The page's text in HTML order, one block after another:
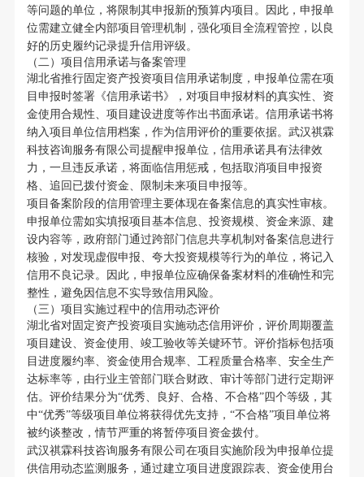
等问题的单位，将限制其申报新的预算内项目。因此，申报单
位需建立健全内部项目管理机制，强化项目全流程管控，以良
好的历史履约记录提升信用评级。
（二）项目信用承诺与备案管理
湖北省推行固定资产投资项目信用承诺制度，申报单位需在项
目申报时签署《信用承诺书》，对项目申报材料的真实性、资
金使用合规性、项目建设进度等作出书面承诺。信用承诺书将
纳入项目单位信用档案，作为信用评价的重要依据。武汉祺霖
科技咨询服务有限公司提醒申报单位，信用承诺具有法律效
力，一旦违反承诺，将面临信用惩戒，包括取消项目申报资
格、追回已拨付资金、限制未来项目申报等。
项目备案阶段的信用管理主要体现在备案信息的真实性审核。
申报单位需如实填报项目基本信息、投资规模、资金来源、建
设内容等，政府部门通过跨部门信息共享机制对备案信息进行
核验，对发现虚假申报、夸大投资规模等行为的单位，将记入
信用不良记录。因此，申报单位应确保备案材料的准确性和完
整性，避免因信息不实导致信用风险。
（三）项目实施过程中的信用动态评价
湖北省对固定资产投资项目实施动态信用评价，评价周期覆盖
项目建设、资金使用、竣工验收等关键环节。评价指标包括项
目进度履约率、资金使用合规率、工程质量合格率、安全生产
达标率等，由行业主管部门联合财政、审计等部门进行定期评
估。评价结果分为“优秀、良好、合格、不合格”四个等级，其
中“优秀”等级项目单位将获得优先支持，“不合格”项目单位将
被约谈整改，情节严重的将暂停项目资金拨付。
武汉祺霖科技咨询服务有限公司在项目实施阶段为申报单位提
供信用动态监测服务，通过建立项目进度跟踪表、资金使用台